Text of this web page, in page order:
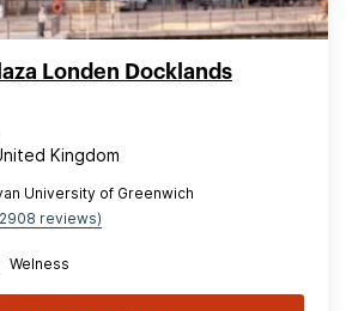
Londen Docklands
Kingdom
University of Greenwich
reviews)
Welness